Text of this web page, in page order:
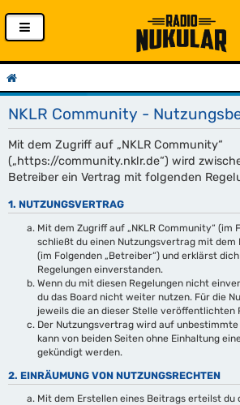
NKLR Community -
Mit dem Zugriff auf „NKLR Community“
(„https://community.nklr.de“) wird
Betreiber ein Vertrag mit folgenden
1. NUTZUNGSVERTRAG
Mit dem Zugriff auf „NKLR Community“ (im
schließt du einen Nutzungsvertrag mit dem
(im Folgenden „Betreiber“) und erklärst
Regelungen einverstanden.
Wenn du mit diesen Regelungen nicht
du das Board nicht weiter nutzen. Für die
jeweils die an dieser Stelle veröffentlichten
Der Nutzungsvertrag wird auf
kann von beiden Seiten ohne Einhaltung
gekündigt werden.
2. EINRÄUMUNG VON NUTZUNGSRECHTEN
Mit dem Erstellen eines Beitrags erteilst du